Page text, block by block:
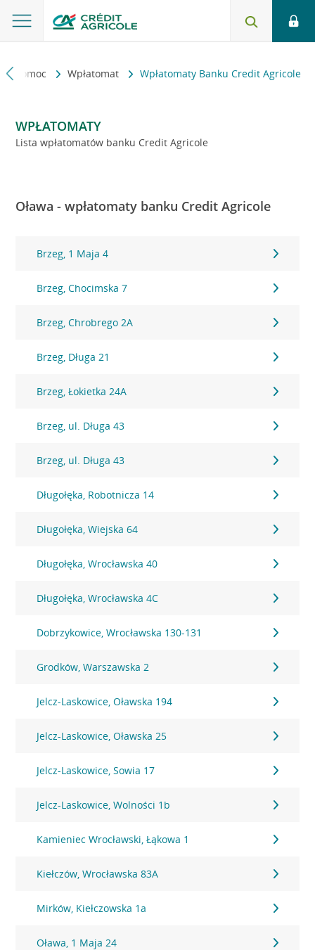
i pomoc Wpłatomat Wpłatomaty Banku Credit Agricole
WPŁATOMATY
Lista wpłatomatów banku Credit Agricole
Oława - wpłatomaty banku Credit Agricole
Brzeg, 1 Maja 4
Brzeg, Chocimska 7
Brzeg, Chrobrego 2A
Brzeg, Długa 21
Brzeg, Łokietka 24A
Brzeg, ul. Długa 43
Brzeg, ul. Długa 43
Długołęka, Robotnicza 14
Długołęka, Wiejska 64
Długołęka, Wrocławska 40
Długołęka, Wrocławska 4C
Dobrzykowice, Wrocławska 130-131
Grodków, Warszawska 2
Jelcz-Laskowice, Oławska 194
Jelcz-Laskowice, Oławska 25
Jelcz-Laskowice, Sowia 17
Jelcz-Laskowice, Wolności 1b
Kamieniec Wrocławski, Łąkowa 1
Kiełczów, Wrocławska 83A
Mirków, Kiełczowska 1a
Oława, 1 Maja 24